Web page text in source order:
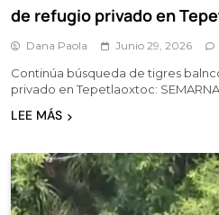
de refugio privado en
Dana Paola Junio 29, 2026
Continúa búsqueda de tigres
privado en Tepetlaoxtoc:
LEE MÁS